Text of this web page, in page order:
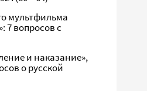
мультфильма
7 вопросов с
и наказание»,
о русской